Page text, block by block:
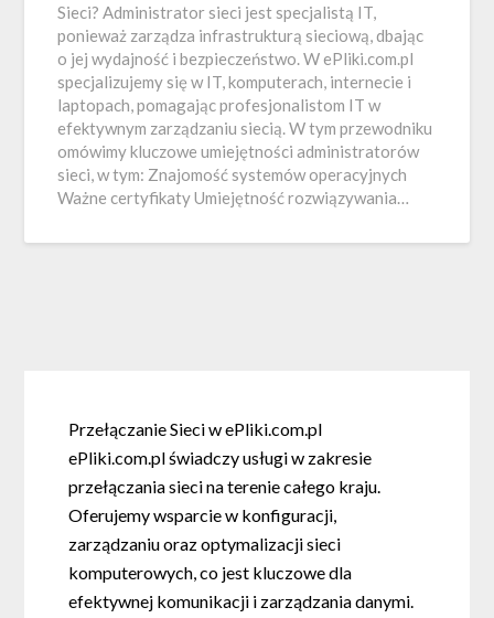
Sieci? Administrator sieci jest specjalistą IT,
ponieważ zarządza infrastrukturą sieciową, dbając
o jej wydajność i bezpieczeństwo. W ePliki.com.pl
specjalizujemy się w IT, komputerach, internecie i
laptopach, pomagając profesjonalistom IT w
efektywnym zarządzaniu siecią. W tym przewodniku
omówimy kluczowe umiejętności administratorów
sieci, w tym: Znajomość systemów operacyjnych
Ważne certyfikaty Umiejętność rozwiązywania…
Przełączanie Sieci w ePliki.com.pl
ePliki.com.pl świadczy usługi w zakresie
przełączania sieci na terenie całego kraju.
Oferujemy wsparcie w konfiguracji,
zarządzaniu oraz optymalizacji sieci
komputerowych, co jest kluczowe dla
efektywnej komunikacji i zarządzania danymi.